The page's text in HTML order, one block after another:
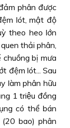
phân được
lót, mật độ
theo heo lớn
thải phân,
bị mưa
đệm lót... Sau
làm phân hữu
1 triệu đồng
có thể bán
bao) phân